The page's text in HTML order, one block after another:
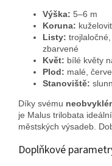
Výška: 5–6 m
Koruna:
Listy:
zbarvené
Květ: bílé květy
Plod: malé,
Stanoviště:
Díky svému
je Malus trilobata ideální
městských výsadeb.
Doplňkové